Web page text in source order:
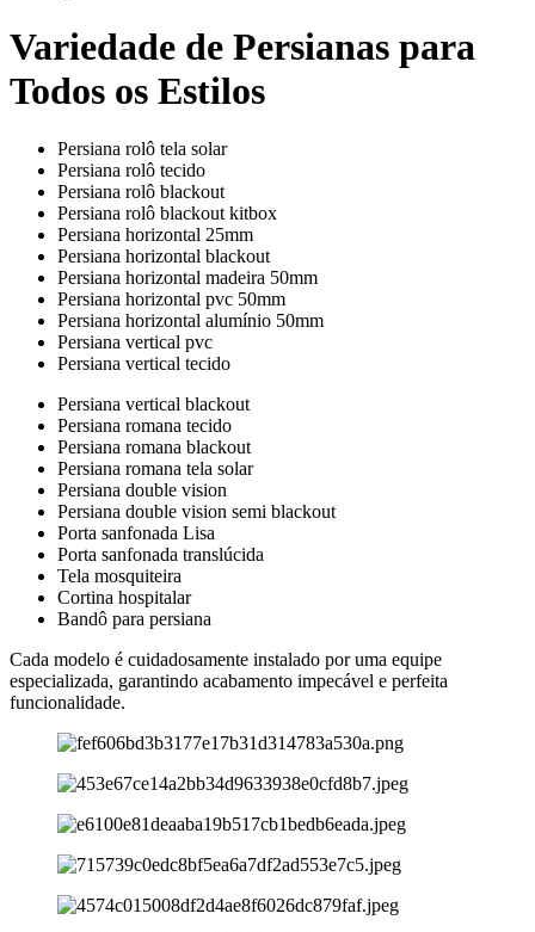
Variedade de Persianas para
Todos os Estilos
Persiana rolô tela solar
Persiana rolô tecido
Persiana rolô blackout
Persiana rolô blackout kitbox
Persiana horizontal 25mm
Persiana horizontal blackout
Persiana horizontal madeira 50mm
Persiana horizontal pvc 50mm
Persiana horizontal alumínio 50mm
Persiana vertical pvc
Persiana vertical tecido
Persiana vertical blackout
Persiana romana tecido
Persiana romana blackout
Persiana romana tela solar
Persiana double vision
Persiana double vision semi blackout
Porta sanfonada Lisa
Porta sanfonada translúcida
Tela mosquiteira
Cortina hospitalar
Bandô para persiana
Cada modelo é cuidadosamente instalado por uma equipe
especializada, garantindo acabamento impecável e perfeita
funcionalidade.